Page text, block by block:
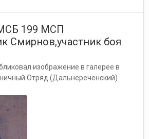
199 МСП
Смирнов,участник боя
изображение в галерее в
Отряд (Дальнереченский)